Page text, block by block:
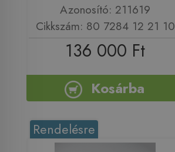
Azonosító: 211619
Cikkszám: 80 7284 12 21 10
136 000 Ft
Kosárba
Rendelésre